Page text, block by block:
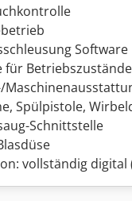
Software
für Betriebszustände
Spülpistole,
Schnittstelle
vollständig digital